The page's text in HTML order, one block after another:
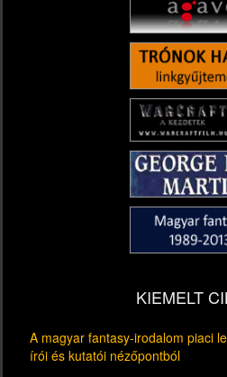
KIEMELT
A magyar fantasy-irodalom piaci
írói és kutatói nézőpontból